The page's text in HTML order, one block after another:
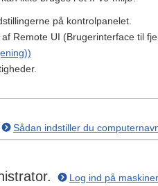
på kontrolpanelet.
Remote UI (Brugerinterface til
Sådan indstiller du
Log ind på